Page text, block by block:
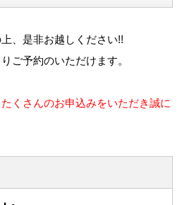
、是非お越しください!!
ご予約のいただけます。
くさんのお申込みをいただき誠に